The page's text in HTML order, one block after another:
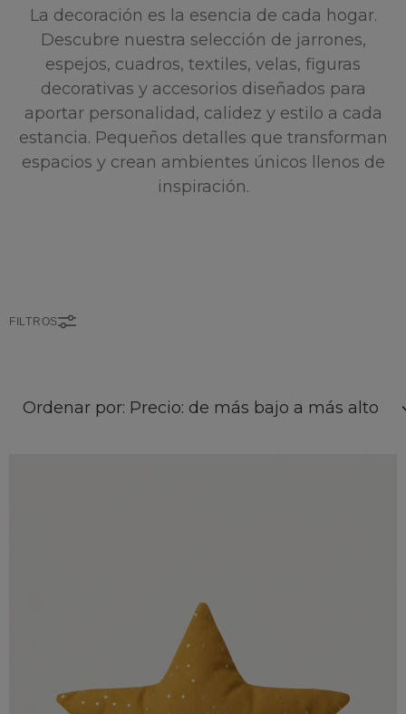
La decoración es la esencia de cada hogar.
Descubre nuestra selección de jarrones,
espejos, cuadros, textiles, velas, figuras
decorativas y accesorios diseñados para
aportar personalidad, calidez y estilo a cada
estancia. Pequeños detalles que transforman
espacios y crean ambientes únicos llenos de
inspiración.
FILTROS
Ordenar por: Precio: de más bajo a más alto